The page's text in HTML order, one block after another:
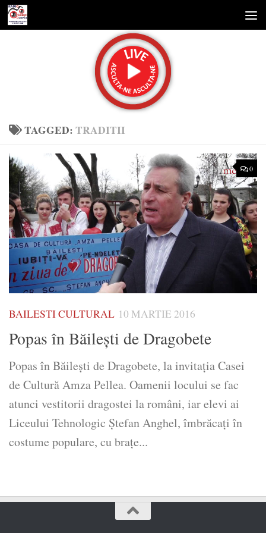
Skip to content
TAGGED:TRADITII
0
BAILESTI CULTURAL 10 MARTIE 2016
Popas în Băileşti de Dragobete
Popas în Băileşti de Dragobete, la invitaţia Casei
de Cultură Amza Pellea. Oamenii locului se fac
atunci vestitorii dragostei la români, iar elevi ai
Liceului Tehnologic Ştefan Anghel, îmbrăcaţi în
costume populare, cu braţe...